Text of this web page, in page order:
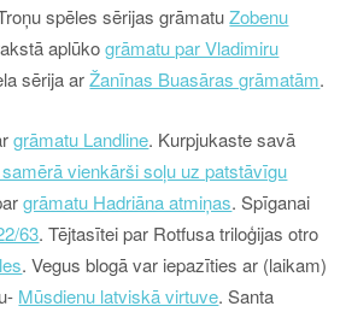
spēles sērijas grāmatuZobenu
aplūkogrāmatu par Vladimiru
sērija arŽanīnas Buasāras grāmatām.
grāmatu Landline. Kurpjukaste savā
vienkārši soļu uz patstāvīgu
grāmatu Hadriāna atmiņas. Spīganai
63. Tējtasītei par Rotfusa triloģijas otro
. Vegus blogā var iepazīties ar (laikam)
Mūsdienu latviskā virtuve. Santa